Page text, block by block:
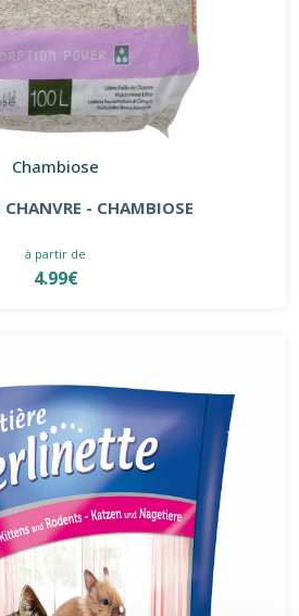
Chambiose
CHANVRE - CHAMBIOSE
à partir de
4.99€